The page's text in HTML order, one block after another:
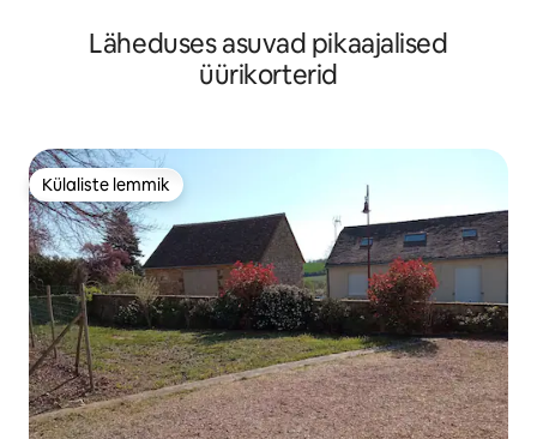
Läheduses asuvad pikaajalised
üürikorterid
Külaliste lemmik
Külaliste lemmik